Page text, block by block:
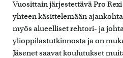
Vuosittain järjestettävä Pro
yhteen käsittelemään
myös alueelliset rehtori- ja
ylioppilastutkinnosta ja on
Jäsenet saavat koulutukset